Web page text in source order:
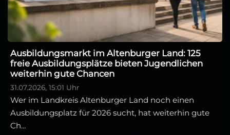
Ausbildungsmarkt im Altenburger Land: 125
freie Ausbildungsplätze bieten Jugendlichen
weiterhin gute Chancen
31.07.2026, 15:01 Uhr
Wer im Landkreis Altenburger Land noch einen
Ausbildungsplatz für 2026 sucht, hat weiterhin gute
Ch...